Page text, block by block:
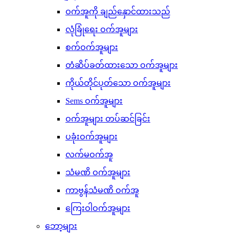
ဝက်အူကို ချည်နှောင်ထားသည်
လုံခြုံရေး ဝက်အူများ
စက်ဝက်အူများ
တံဆိပ်ခတ်ထားသော ဝက်အူများ
ကိုယ်တိုင်ပုတ်သော ဝက်အူများ
Sems ဝက်အူများ
ဝက်အူများ တပ်ဆင်ခြင်း
ပခုံးဝက်အူများ
လက်မဝက်အူ
သံမဏိ ဝက်အူများ
ကာဗွန်သံမဏိ ဝက်အူ
ကြေးဝါဝက်အူများ
ဘော့များ